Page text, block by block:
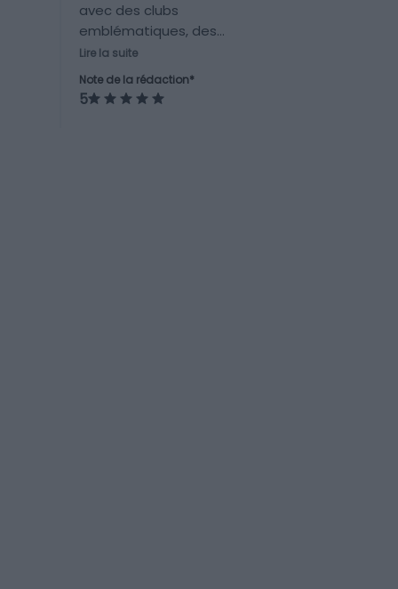
avec des clubs
emblématiques, des
plages animées en soirée,
des DJs internationaux et
une offre diversifiée de
Lire la suite
Note de la rédaction*
5